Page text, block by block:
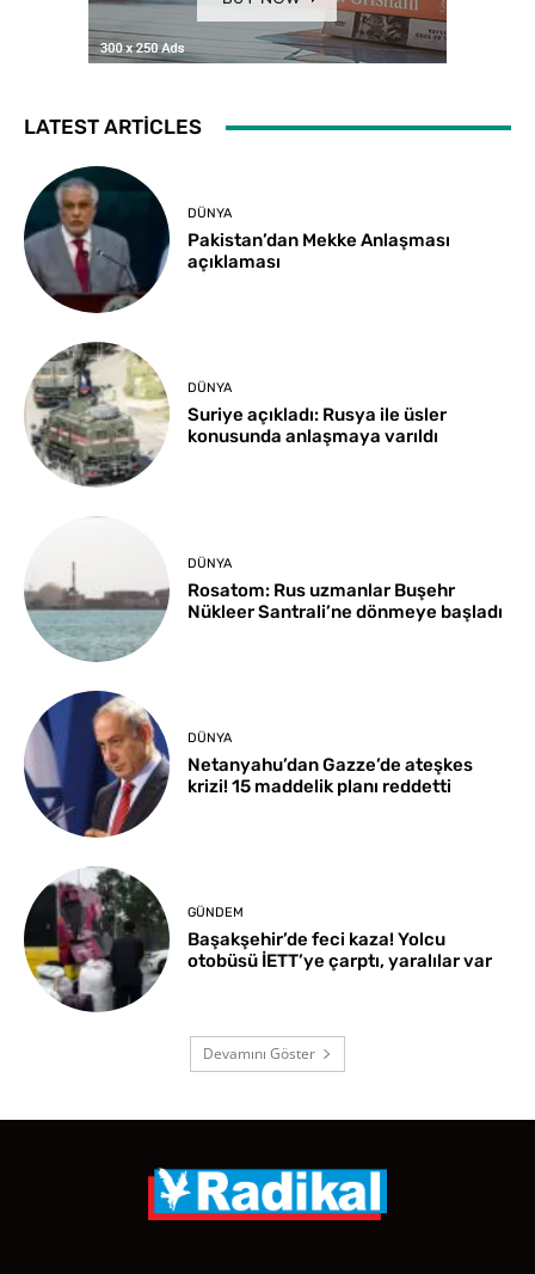
LATEST ARTICLES
DÜNYA
Pakistan’dan Mekke Anlaşması
açıklaması
DÜNYA
Suriye açıkladı: Rusya ile üsler
konusunda anlaşmaya varıldı
DÜNYA
Rosatom: Rus uzmanlar Buşehr
Nükleer Santrali’ne dönmeye başladı
DÜNYA
Netanyahu’dan Gazze’de ateşkes
krizi! 15 maddelik planı reddetti
GÜNDEM
Başakşehir’de feci kaza! Yolcu
otobüsü İETT’ye çarptı, yaralılar var
Devamını Göster